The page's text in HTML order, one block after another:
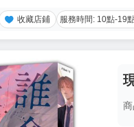
收藏店鋪 服務時間: 10點-19